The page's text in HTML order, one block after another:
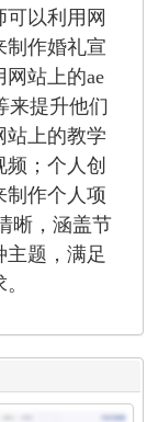
以利用网
制作婚礼宣
站上的ae
来提升他们
站上的教学
；个人创
制作个人项
晰，涵盖节
主题，满足